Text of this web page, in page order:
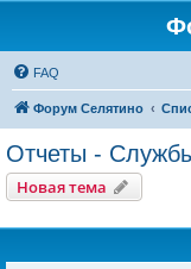
FAQ
Форум Селятино
Отчеты -
Новая тема